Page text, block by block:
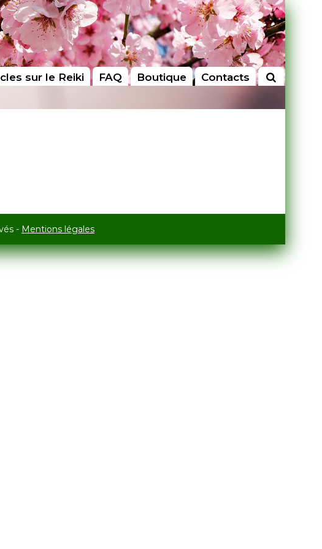
sur le Reiki FAQ Boutique Contacts
- Mentions légales